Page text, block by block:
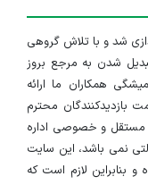
در تاریخ ۱۳۹۱/۱/۱۰ راه اندازی شد و با تلاش گروهی
شدن به مرجع بروز
همکاران ما ارائه
محترم
مستقل و خصوصی اداره
نمی باشد، این سایت
بنابراین لازم است که